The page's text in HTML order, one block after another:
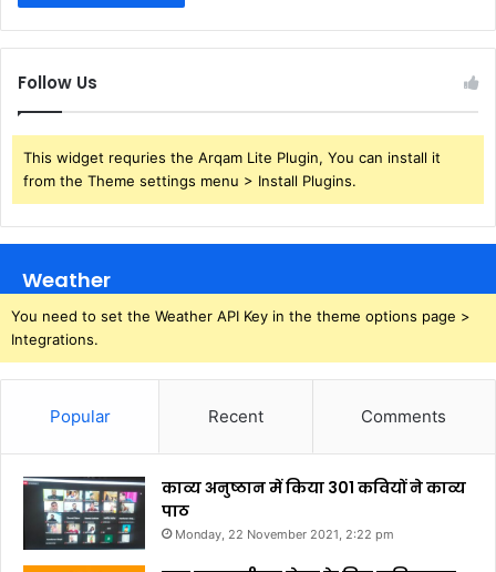
Follow Us
This widget requries the Arqam Lite Plugin, You can install it
from the Theme settings menu > Install Plugins.
Weather
You need to set the Weather API Key in the theme options page >
Integrations.
Popular Recent Comments
काव्य अनुष्ठान में किया 301 कवियों ने काव्य
पाठ
Monday, 22 November 2021, 2:22 pm